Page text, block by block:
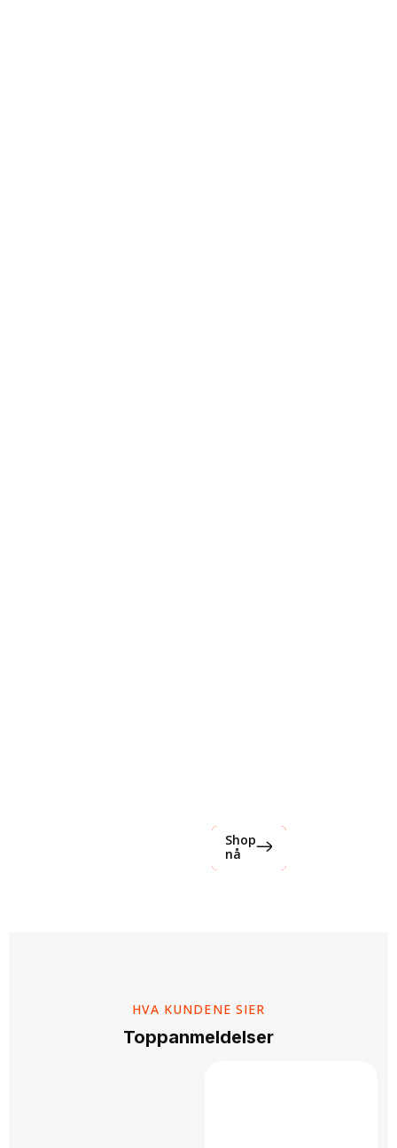
HANDLEPOSE
Shop
nå
HVA KUNDENE SIER
Toppanmeldelser